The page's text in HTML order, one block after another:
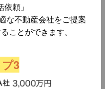
頼」
な不動産会社をご提案
ことができます。
3